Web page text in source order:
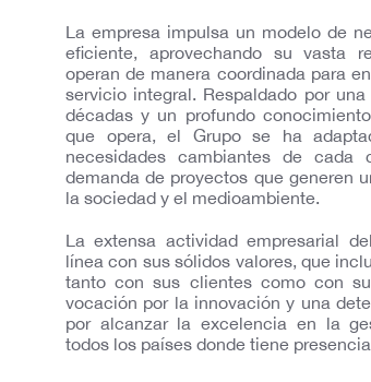
La empresa impulsa un modelo de
eficiente, aprovechando su vasta
operan de manera coordinada para
servicio integral. Respaldado por
décadas y un profundo
que opera, el Grupo se ha
necesidades cambiantes de
demanda de proyectos que generen
la sociedad y el medioambiente.
La extensa actividad empresarial
línea con sus sólidos valores, que
tanto con sus clientes como con
vocación por la innovación y una
por alcanzar la excelencia en la
todos los países donde tiene